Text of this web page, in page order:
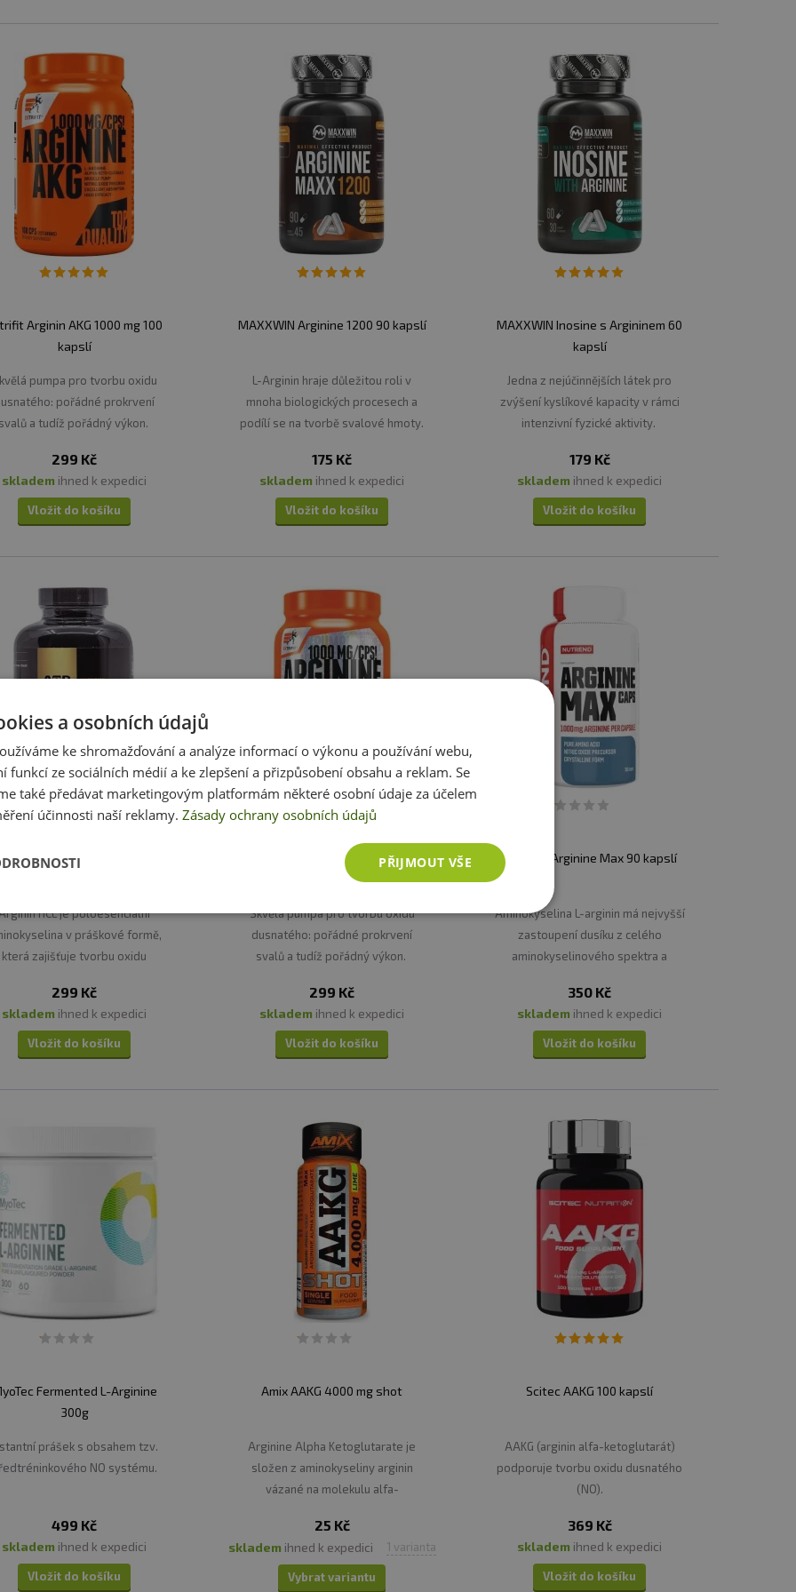
relativně rychle, během několika dní. Patří sem například zlepšení průtoku krve, pocitu
cvičení.Pokud jde o dlouhodobé účinky argininu, jako je podpora regenerace svalů, to může trvat
si uvědomit, že každý člověk je jiný a reakce na arginin může být individuální.
nebo jako součast předtréninkovým přípravků, intra-workoutů i potréninkových
hořkého (synefrinu), ze zeleného čaje, extraktu z černého pepře (piperinu), cholinu, tyrosinu a
kombinaci několika silných, účinných a klinicky ověřených substancí sestavených na základě
v oblasti zvyšování výkonnosti, nárůstu síly, podpory a posilování vytrvalosti a odolnosti
MG 100 KAPSLÍ
dusnatého! Základ suplementace každého kulturisty. Mimořádně silný arginin alfa-ketoglutarát.
pozornost popisu na etiketách výrobků.
Arginin AKG 1000 mg 100
kapslí
pumpa pro tvorbu oxidu
pořádné prokrvení
svalů a tudíž pořádný výkon.
299 Kč
skladem ihned k expedici
Vložit do košíku
MAXXWIN Arginine 1200 90 kapslí
L-Arginin hraje důležitou roli v
mnoha biologických procesech a
podílí se na tvorbě svalové hmoty.
175 Kč
skladem ihned k expedici
Vložit do košíku
MAXXWIN Inosine s Argininem 60
kapslí
Jedna z nejúčinnějších látek pro
zvýšení kyslíkové kapacity v rámci
intenzivní fyzické aktivity.
179 Kč
skladem ihned k expedici
Vložit do košíku
Nutrition L-Arginine Forte 180
HCL je poloesenciální
v práškové formě,
která zajišťuje tvorbu oxidu
299 Kč
skladem ihned k expedici
Vložit do košíku
Extrifit Arginin 1000 mg 90 kapslí
Skvělá pumpa pro tvorbu oxidu
dusnatého: pořádné prokrvení
svalů a tudíž pořádný výkon.
299 Kč
skladem ihned k expedici
Vložit do košíku
Nutrend Arginine Max 90 kapslí
Aminokyselina L-arginin má nejvyšší
zastoupení dusíku z celého
aminokyselinového spektra a
bílkoviny.
350 Kč
skladem ihned k expedici
Vložit do košíku
Fermented L-Arginine
300g
prášek s obsahem tzv.
NO systému.
499 Kč
skladem ihned k expedici
Vložit do košíku
Amix AAKG 4000 mg shot
Arginine Alpha Ketoglutarate je
složen z aminokyseliny arginin
vázané na molekulu alfa-
25 Kč
skladem ihned k expedici 1 varianta
Vybrat variantu
Scitec AAKG 100 kapslí
AAKG (arginin alfa-ketoglutarát)
podporuje tvorbu oxidu dusnatého
(NO).
369 Kč
skladem ihned k expedici
Vložit do košíku
a osobních údajů
ke shromažďování a analýze informací o výkonu a používání webu,
funkcí ze sociálních médií a ke zlepšení a přizpůsobení obsahu a reklam. Se
také předávat marketingovým platformám některé osobní údaje za účelem
účinnosti naší reklamy. Zásady ochrany osobních údajů
PŘIJMOUT VŠE